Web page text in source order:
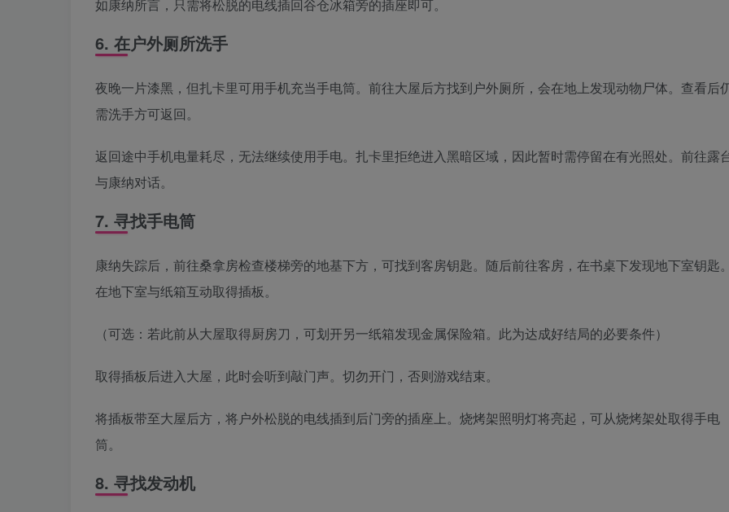
如康纳所言，只需将松脱的电线插回谷仓冰箱旁的插座即可。
6. 在户外厕所洗手
夜晚一片漆黑，但扎卡里可用手机充当手电筒。前往大屋后方找到户外厕所，会在地上发现动物尸体。查看后
需洗手方可返回。
返回途中手机电量耗尽，无法继续使用手电。扎卡里拒绝进入黑暗区域，因此暂时需停留在有光照处。前往露
与康纳对话。
7. 寻找手电筒
康纳失踪后，前往桑拿房检查楼梯旁的地基下方，可找到客房钥匙。随后前往客房，在书桌下发现地下室钥匙
在地下室与纸箱互动取得插板。
（可选：若此前从大屋取得厨房刀，可划开另一纸箱发现金属保险箱。此为达成好结局的必要条件）
取得插板后进入大屋，此时会听到敲门声。切勿开门，否则游戏结束。
将插板带至大屋后方，将户外松脱的电线插到后门旁的插座上。烧烤架照明灯将亮起，可从烧烤架处取得手电
筒。
8. 寻找发动机